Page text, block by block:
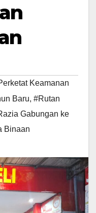
Keamanan
Baru, #Rutan
Gabungan ke
Binaan